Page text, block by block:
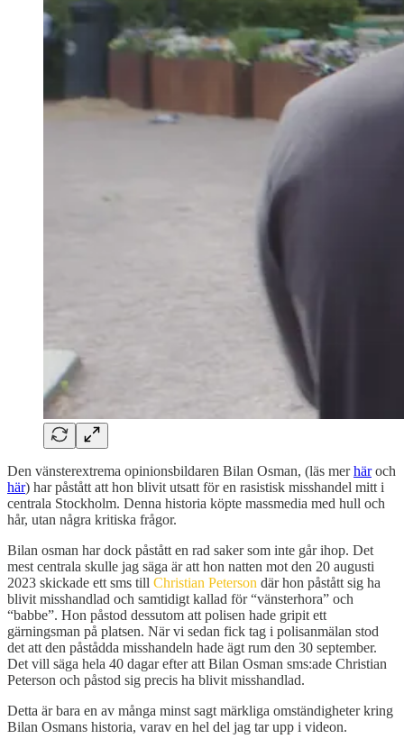
Den vänsterextrema opinionsbildaren Bilan Osman, (läs merhäroch
här) har påstått att hon blivit utsatt för en rasistisk misshandel mitt i
centrala Stockholm. Denna historia köpte massmedia med hull och
hår, utan några kritiska frågor.
Bilan osman har dock påstått en rad saker som inte går ihop. Det
mest centrala skulle jag säga är att hon natten mot den 20 augusti
2023 skickade ett sms till Christian Peterson där hon påstått sig ha
blivit misshandlad och samtidigt kallad för “vänsterhora” och
“babbe”. Hon påstod dessutom att polisen hade gripit ett
gärningsman på platsen. När vi sedan fick tag i polisanmälan stod
det att den påstådda misshandeln hade ägt rum den 30 september.
Det vill säga hela 40 dagar efter att Bilan Osman sms:ade Christian
Peterson och påstod sig precis ha blivit misshandlad.
Detta är bara en av många minst sagt märkliga omständigheter kring
Bilan Osmans historia, varav en hel del jag tar upp i videon.